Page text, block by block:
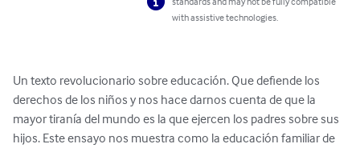
with assistive technologies.
Un texto revolucionario sobre educación. Que defiende los
derechos de los niños y nos hace darnos cuenta de que la
mayor tiranía del mundo es la que ejercen los padres sobre sus
hijos. Este ensayo nos muestra como la educación familiar de